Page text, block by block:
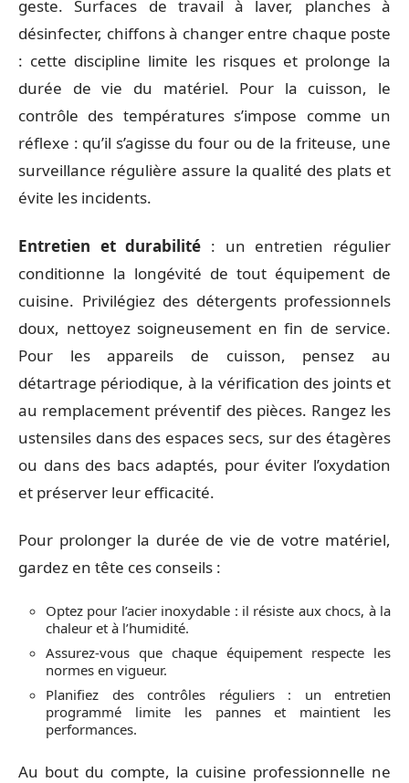
geste. Surfaces de travail à laver, planches à
désinfecter, chiffons à changer entre chaque poste
: cette discipline limite les risques et prolonge la
durée de vie du matériel. Pour la cuisson, le
contrôle des températures s’impose comme un
réflexe : qu’il s’agisse du four ou de la friteuse, une
surveillance régulière assure la qualité des plats et
évite les incidents.
Entretien et durabilité : un entretien régulier
conditionne la longévité de tout équipement de
cuisine. Privilégiez des détergents professionnels
doux, nettoyez soigneusement en fin de service.
Pour les appareils de cuisson, pensez au
détartrage périodique, à la vérification des joints et
au remplacement préventif des pièces. Rangez les
ustensiles dans des espaces secs, sur des étagères
ou dans des bacs adaptés, pour éviter l’oxydation
et préserver leur efficacité.
Pour prolonger la durée de vie de votre matériel,
gardez en tête ces conseils :
Optez pour l’acier inoxydable : il résiste aux chocs, à la
chaleur et à l’humidité.
Assurez-vous que chaque équipement respecte les
normes en vigueur.
Planifiez des contrôles réguliers : un entretien
programmé limite les pannes et maintient les
performances.
Au bout du compte, la cuisine professionnelle ne